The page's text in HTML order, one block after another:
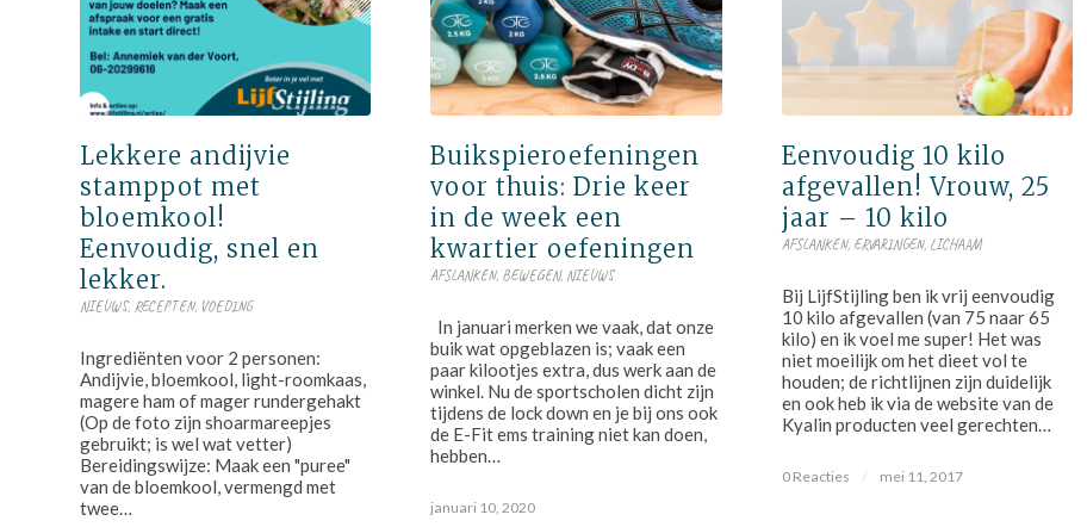
Lekkere andijvie
stamppot met
bloemkool!
Eenvoudig, snel en
lekker.
NIEUWS, RECEPTEN, VOEDING
Ingrediënten voor 2 personen:
Andijvie, bloemkool, light-roomkaas,
magere ham of mager rundergehakt
(Op de foto zijn shoarmareepjes
gebruikt; is wel wat vetter)
Bereidingswijze: Maak een "puree"
van de bloemkool, vermengd met
twee…
Buikspieroefeningen
voor thuis: Drie keer
in de week een
kwartier oefeningen
AFSLANKEN, BEWEGEN, NIEUWS
In januari merken we vaak, dat onze
buik wat opgeblazen is; vaak een
paar kilootjes extra, dus werk aan de
winkel. Nu de sportscholen dicht zijn
tijdens de lock down en je bij ons ook
de E-Fit ems training niet kan doen,
hebben…
januari 10, 2020
Eenvoudig 10 kilo
afgevallen! Vrouw, 25
jaar – 10 kilo
AFSLANKEN, ERVARINGEN, LICHAAM
Bij LijfStijling ben ik vrij eenvoudig
10 kilo afgevallen (van 75 naar 65
kilo) en ik voel me super! Het was
niet moeilijk om het dieet vol te
houden; de richtlijnen zijn duidelijk
en ook heb ik via de website van de
Kyalin producten veel gerechten…
0 Reacties / mei 11, 2017